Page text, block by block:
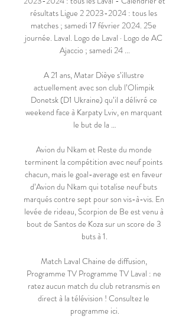
résultats Ligue 2 2023-2024 : tous les
matches ; samedi 17 février 2024. 25e
journée. Laval. Logo de Laval · Logo de AC
Ajaccio ; samedi 24 ...
A 21 ans, Matar Dièye s’illustre
actuellement avec son club l’Olimpik
Donetsk (D1 Ukraine) qu’il a délivré ce
weekend face à Karpaty Lviv, en marquant
le but de la …
Avion du Nkam et Reste du monde
terminent la compétition avec neuf points
chacun, mais le goal-average est en faveur
d’Avion du Nkam qui totalise neuf buts
marqués contre sept pour son vis-à-vis. En
levée de rideau, Scorpion de Be est venu à
bout de Santos de Koza sur un score de 3
buts à 1.
Match Laval Chaine de diffusion,
Programme TV Programme TV Laval : ne
ratez aucun match du club retransmis en
direct à la télévision ! Consultez le
programme ici.